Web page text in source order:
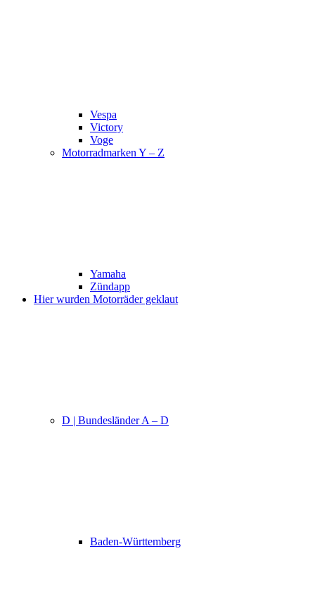
Vespa
Victory
Voge
Motorradmarken Y – Z
Yamaha
Zündapp
Hier wurden Motorräder geklaut
D | Bundesländer A – D
Baden-Württemberg